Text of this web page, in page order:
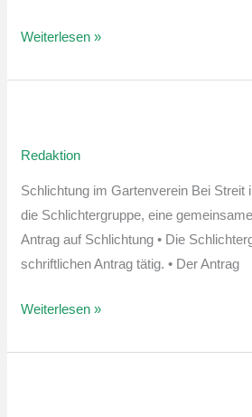
Weiterlesen »
Redaktion
Schlichtung im Gartenverein Bei Streit
die Schlichtergruppe, eine
Antrag auf Schlichtung • Die
schriftlichen Antrag tätig. • Der Antrag
Schlichtergruppe
Weiterlesen »